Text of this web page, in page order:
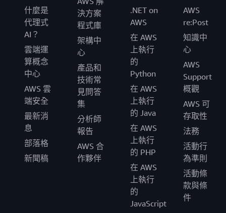
什麼是
代理式
AI？
雲端運
算概念
中心
AWS 雲
端安全
最新消
息
部落格
新聞稿
決方案
程式庫
架構中
心
產品和
技術常
見問答
集
分析師
報告
AWS 合
作夥伴
.NET on
AWS
在 AWS
上執行
的
Python
在 AWS
上執行
的 Java
在 AWS
上執行
的 PHP
在 AWS
上執行
的
JavaScript
AWS
re:Post
知識中
心
AWS
Support
概觀
AWS 可
存取性
法務
活動行
為準則
活動條
款與條
件